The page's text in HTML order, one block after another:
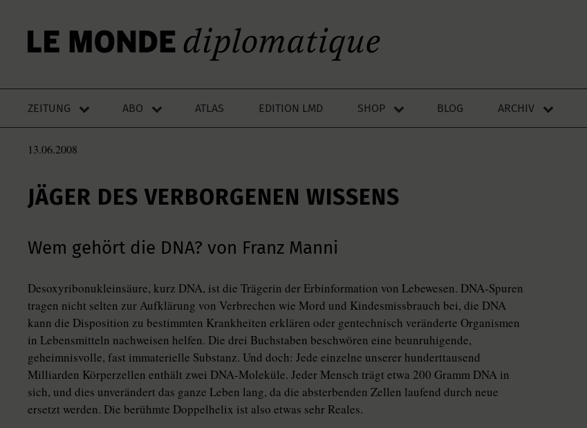
ZEITUNG ABO ATLAS EDITION LMD SHOP BLOG ARCHIV
13.06.2008
JÄGER DES VERBORGENEN WISSENS
Wem gehört die DNA? von Franz Manni
Desoxyribonukleinsäure, kurz DNA, ist die Trägerin der Erbinformation von Lebewesen. DNA-Spuren
tragen nicht selten zur Aufklärung von Verbrechen wie Mord und Kindesmissbrauch bei, die DNA
kann die Disposition zu bestimmten Krankheiten erklären oder gentechnisch veränderte Organismen
in Lebensmitteln nachweisen helfen. Die drei Buchstaben beschwören eine beunruhigende,
geheimnisvolle, fast immaterielle Substanz. Und doch: Jede einzelne unserer hunderttausend
Milliarden Körperzellen enthält zwei DNA-Moleküle. Jeder Mensch trägt etwa 200 Gramm DNA in
sich, und dies unverändert das ganze Leben lang, da die absterbenden Zellen laufend durch neue
ersetzt werden. Die berühmte Doppelhelix ist also etwas sehr Reales.